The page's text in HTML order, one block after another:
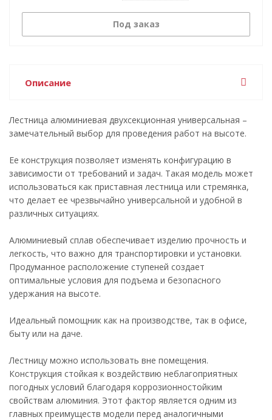
Под заказ
Описание
Лестница алюминиевая двухсекционная универсальная –
замечательный выбор для проведения работ на высоте.
Ее конструкция позволяет изменять конфигурацию в
зависимости от требований и задач. Такая модель может
использоваться как приставная лестница или стремянка,
что делает ее чрезвычайно универсальной и удобной в
различных ситуациях.
Алюминиевый сплав обеспечивает изделию прочность и
легкость, что важно для транспортировки и установки.
Продуманное расположение ступеней создает
оптимальные условия для подъема и безопасного
удержания на высоте.
Идеальный помощник как на производстве, так в офисе,
быту или на даче.
Лестницу можно использовать вне помещения.
Конструкция стойкая к воздействию неблагоприятных
погодных условий благодаря коррозионностойким
свойствам алюминия. Этот фактор является одним из
главных преимуществ модели перед аналогичными